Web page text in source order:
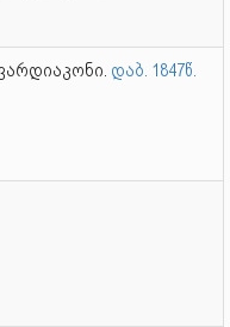
დაბ. 1847წ.